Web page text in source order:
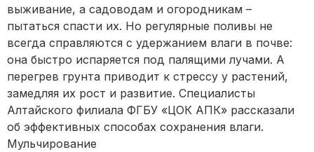
выживание, а садоводам и огородникам –
пытаться спасти их. Но регулярные поливы не
всегда справляются с удержанием влаги в почве:
она быстро испаряется под палящими лучами. А
перегрев грунта приводит к стрессу у растений,
замедляя их рост и развитие. Специалисты
Алтайского филиала ФГБУ «ЦОК АПК» рассказали
об эффективных способах сохранения влаги.
Мульчирование